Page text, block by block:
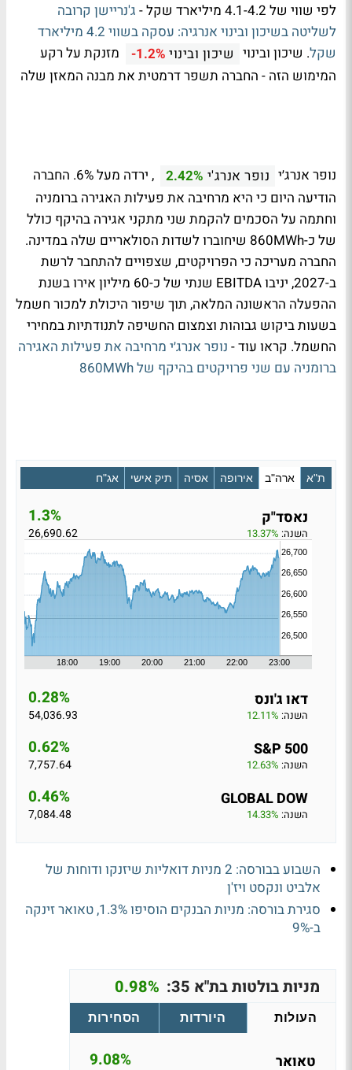
לפי שווי של 4.1-4.2 מיליארד שקל -
ג'נריישן קרובה
לשליטה בשיכון ובינוי אנרגיה: עסקה בשווי 4.2 מיליארד
שקל. שיכון ובינוי שיכון ובינוי -1.2%
מזנקת על רקע
המימוש הזה - החברה תשפר דרמטית את מבנה המאזן שלה
נופר אנרג׳י נופר אנרג'י 2.42%
, ירדה מעל 6%. החברה
הודיעה היום כי היא מרחיבה את פעילות האגירה ברומניה
וחתמה על הסכמים להקמת שני מתקני אגירה בהיקף כולל
של כ-860MWh שיחוברו לשדות הסולאריים שלה במדינה.
החברה מעריכה כי הפרויקטים, שצפויים להתחבר לרשת
ב-2027, יניבו EBITDA שנתי של כ-60 מיליון אירו בשנת
ההפעלה הראשונה המלאה, תוך שיפור היכולת למכור חשמל
בשעות ביקוש גבוהות וצמצום החשיפה לתנודתיות במחירי
החשמל. קראו עוד - נופר אנרג׳י מרחיבה את פעילות האגירה
ברומניה עם שני פרויקטים בהיקף של 860MWh
ת"א ארה"ב אירופה אסיה תיק אישי אג"ח
נאסד"ק 1.3%
השנה: 13.37%
26,690.62
דאו ג'ונס 0.28%
השנה: 12.11%
54,036.93
S&P 500
0.62%
השנה: 12.63%
7,757.64
GLOBAL DOW
0.46%
השנה: 14.33%
7,084.48
השבוע בבורסה: 2 מניות דואליות שיזנקו ודוחות של
אלביט ונקסט ויז'ן
סגירת בורסה: מניות הבנקים הוסיפו 1.3%, טאואר זינקה
ב-9%
מניות בולטות בת"א 35: 0.98%
העולות היורדות הסחירות
טאואר 9.08%